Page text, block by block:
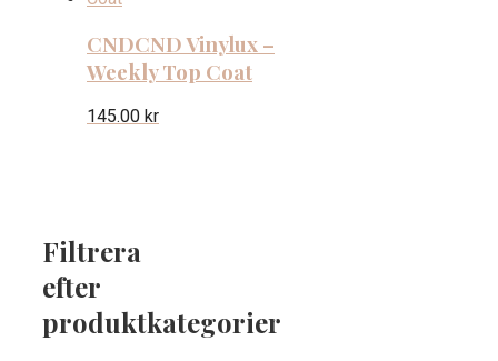
CNDCND Vinylux –
Weekly Top Coat
145.00 kr
Filtrera
efter
produktkategorier